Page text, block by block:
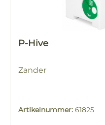
P-Hive
Zander
Artikelnummer: 61825